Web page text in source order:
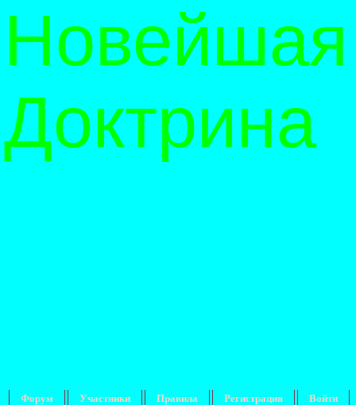
Новейшая
Доктрина
Форум Участники Правила Регистрация Войти